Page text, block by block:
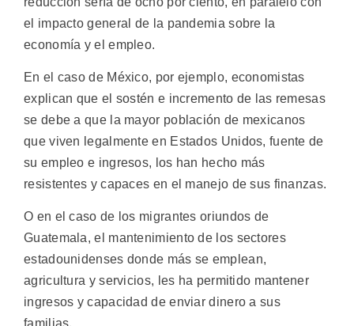
el impacto general de la pandemia sobre la
economía y el empleo.
En el caso de México, por ejemplo, economistas
explican que el sostén e incremento de las remesas
se debe a que la mayor población de mexicanos
que viven legalmente en Estados Unidos, fuente de
su empleo e ingresos, los han hecho más
resistentes y capaces en el manejo de sus finanzas.
O en el caso de los migrantes oriundos de
Guatemala, el mantenimiento de los sectores
estadounidenses donde más se emplean,
agricultura y servicios, les ha permitido mantener
ingresos y capacidad de enviar dinero a sus